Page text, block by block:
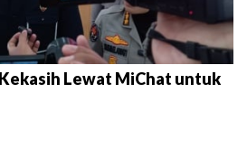
Kekasih Lewat MiChat untuk